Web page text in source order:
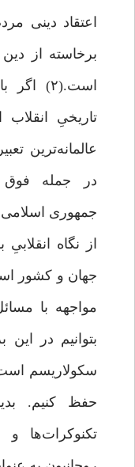
اعتقاد دینی
برخاسته از
است.(۲)
تاریخیِ
عالمانه‌ترین
در جمله فوق
جمهوری
از نگاه
جهان و کشور
مواجهه با
بتوانیم در
سکولاریسم
حفظ کنیم.
تکنوکرات‌ها و